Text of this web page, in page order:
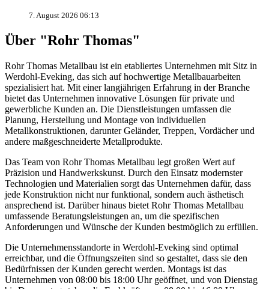
7. August 2026 06:13
Über "Rohr Thomas"
Rohr Thomas Metallbau ist ein etabliertes Unternehmen mit Sitz in
Werdohl-Eveking, das sich auf hochwertige Metallbauarbeiten
spezialisiert hat. Mit einer langjährigen Erfahrung in der Branche
bietet das Unternehmen innovative Lösungen für private und
gewerbliche Kunden an. Die Dienstleistungen umfassen die
Planung, Herstellung und Montage von individuellen
Metallkonstruktionen, darunter Geländer, Treppen, Vordächer und
andere maßgeschneiderte Metallprodukte.
Das Team von Rohr Thomas Metallbau legt großen Wert auf
Präzision und Handwerkskunst. Durch den Einsatz modernster
Technologien und Materialien sorgt das Unternehmen dafür, dass
jede Konstruktion nicht nur funktional, sondern auch ästhetisch
ansprechend ist. Darüber hinaus bietet Rohr Thomas Metallbau
umfassende Beratungsleistungen an, um die spezifischen
Anforderungen und Wünsche der Kunden bestmöglich zu erfüllen.
Die Unternehmensstandorte in Werdohl-Eveking sind optimal
erreichbar, und die Öffnungszeiten sind so gestaltet, dass sie den
Bedürfnissen der Kunden gerecht werden. Montags ist das
Unternehmen von 08:00 bis 18:00 Uhr geöffnet, und von Dienstag